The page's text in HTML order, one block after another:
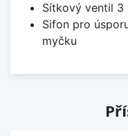
Sítkový ventil 3
Sifon pro
myčku